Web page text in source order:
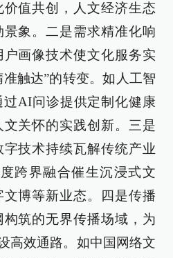
值共创，人文经济生态
象。二是需求精准化响
画像技术使文化服务实
准触达”的转变。如人工智
AI问诊提供定制化健康
关怀的实践创新。三是
技术持续瓦解传统产业
跨界融合催生沉浸式文
博等新业态。四是传播
筑的无界传播场域，为
高效通路。如中国网络文